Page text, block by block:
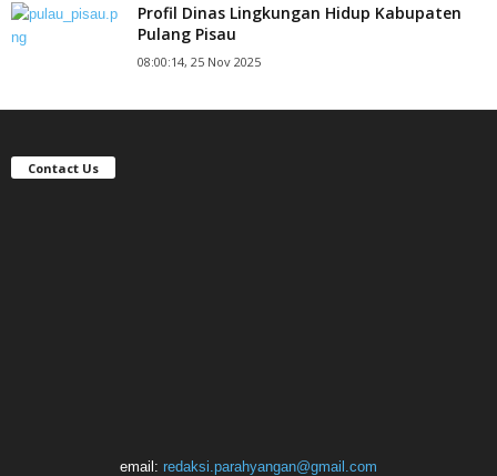
Profil Dinas Lingkungan Hidup Kabupaten
Pulang Pisau
08:00:14, 25 Nov 2025
Contact Us
email: redaksi.parahyangan@gmail.com